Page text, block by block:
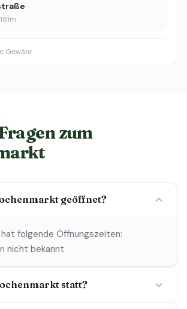
181m
Gewähr
zum
geöffnet?
folgende Öffnungszeiten:
nicht bekannt
statt?